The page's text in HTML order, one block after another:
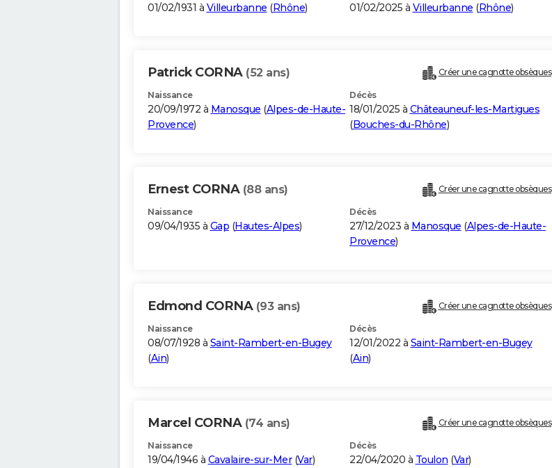
01/02/1931 à Villeurbanne (Rhône) 01/02/2025 à Villeurbanne (Rhône)
Patrick CORNA (52 ans) Créer une cagnotte obsèques
Naissance
20/09/1972 à Manosque (Alpes-de-Haute-
Provence)
Décès
18/01/2025 à Châteauneuf-les-Martigues
(Bouches-du-Rhône)
Ernest CORNA (88 ans) Créer une cagnotte obsèques
Naissance
09/04/1935 à Gap (Hautes-Alpes)
Décès
27/12/2023 à Manosque (Alpes-de-Haute-
Provence)
Edmond CORNA (93 ans) Créer une cagnotte obsèques
Naissance
08/07/1928 à Saint-Rambert-en-Bugey
(Ain)
Décès
12/01/2022 à Saint-Rambert-en-Bugey
(Ain)
Marcel CORNA (74 ans) Créer une cagnotte obsèques
Naissance
19/04/1946 à Cavalaire-sur-Mer(Var)
Décès
22/04/2020 à Toulon (Var)